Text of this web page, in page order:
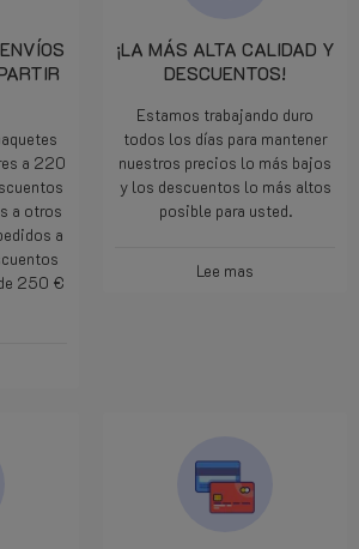
a 220
a otros
a
250 €
¡LA MÁS ALTA CALIDAD Y
DESCUENTOS!
Estamos trabajando duro
todos los días para mantener
nuestros precios lo más bajos
y los descuentos lo más altos
posible para usted.
Lee mas